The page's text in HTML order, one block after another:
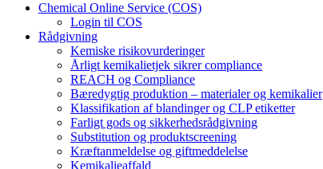
Chemical Online Service (COS)
Login til COS
Rådgivning
Kemiske risikovurderinger
Årligt kemikalietjek sikrer compliance
REACH og Compliance
Bæredygtig produktion – materialer og kemikalier
Klassifikation af blandinger og CLP etiketter
Farligt gods og sikkerhedsrådgivning
Substitution og produktscreening
Kræftanmeldelse og giftmeddelelse
Kemikalieaffald